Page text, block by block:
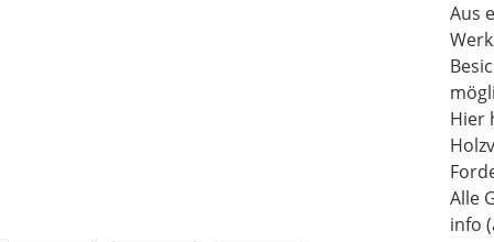
Aus
Hier
Alle
info